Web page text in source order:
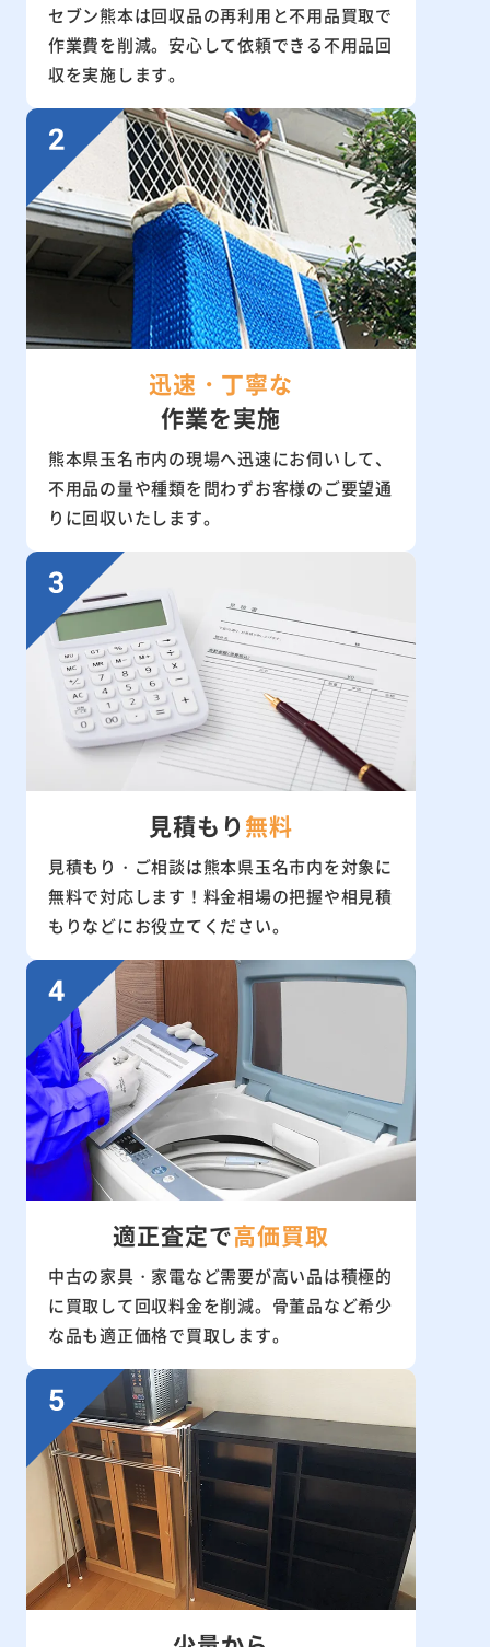
セブン熊本は回収品の再利用と不用品買取で
作業費を削減。安心して依頼できる不用品回
収を実施します。
迅速・丁寧な
作業を実施
熊本県玉名市内の現場へ迅速にお伺いして、
不用品の量や種類を問わずお客様のご要望通
りに回収いたします。
見積もり 無料
見積もり・ご相談は熊本県玉名市内を対象に
無料で対応します！料金相場の把握や相見積
もりなどにお役立てください。
適正査定で高価買取
中古の家具・家電など需要が高い品は積極的
に買取して回収料金を削減。骨董品など希少
な品も適正価格で買取します。